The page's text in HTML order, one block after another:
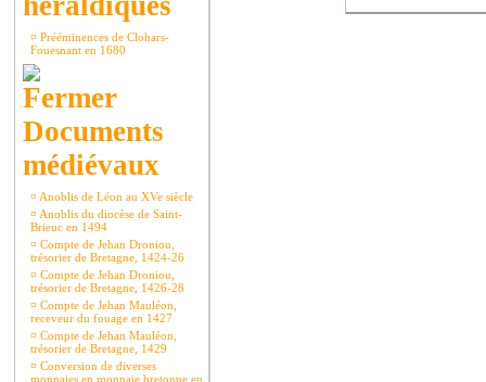
¤ Prééminences de Clohars-
Fouesnant en 1680
Documents
médiévaux
¤ Anoblis de Léon au XVe siècle
¤ Anoblis du diocèse de Saint-
Brieuc en 1494
¤ Compte de Jehan Droniou,
trésorier de Bretagne, 1424-26
¤ Compte de Jehan Droniou,
trésorier de Bretagne, 1426-28
¤ Compte de Jehan Mauléon,
receveur du fouage en 1427
¤ Compte de Jehan Mauléon,
trésorier de Bretagne, 1429
¤ Conversion de diverses
monnaies en monnaie bretonne en